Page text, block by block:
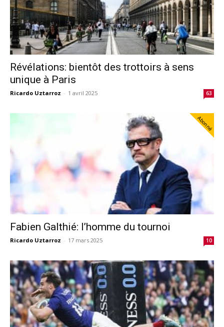
Révélations: bientôt des trottoirs à sens
unique à Paris
Ricardo Uztarroz - 1 avril 2025 63
Abonné
Fabien Galthié: l’homme du tournoi
Ricardo Uztarroz - 17 mars 2025 10